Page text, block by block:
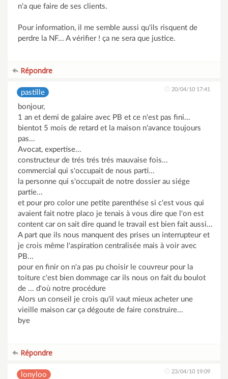
n'a que faire de ses clients.
Pour information, il me semble aussi qu'ils risquent de
perdre la NF... A vérifier ! ça ne sera que justice.
Répondre
pastille 20/04/10 17:41
bonjour,
1 an et demi de galaire avec PB et ce n'est pas fini...
bientot 5 mois de retard et la maison n'avance toujours
pas...
Avocat, expertise...
constructeur de trés trés trés mauvaise fois...
commercial qui s'occupait de nous parti...
la personne qui s'occupait de notre dossier au siége
partie...
et pour pro color une petite parenthése si c'est vous qui
avaient fait notre placo je tenais à vous dire que l'on est
content car on sait dire quand le travail est bien fait aussi...
A part que ils nous manquent des prises un interrupteur et
je crois même l'aspiration centralisée mais à voir avec
PB...
pour en finir on n'a pas pu choisir le couvreur pour la
toiture c'est bien dommage car ils nous on fait du boulot
de ... d'où notre procédure
Alors un conseil je crois qu'il vaut mieux acheter une
vieille maison car ça dégoute de faire construire...
bye
Répondre
lonyloo 23/04/10 19:09